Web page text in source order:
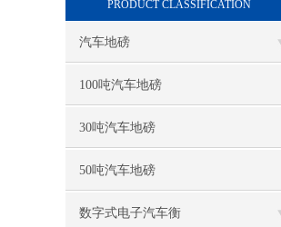
PRODUCT CLASSIFICATION
汽车地磅
100吨汽车地磅
30吨汽车地磅
50吨汽车地磅
数字式电子汽车衡